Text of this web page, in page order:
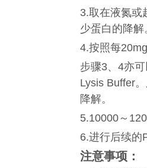
3.取在液氮或
少蛋白的降解
4.按照每
步骤3、4亦
Lysis Buffer
降解。
5.10000～
6.进行后续的
注意事项：